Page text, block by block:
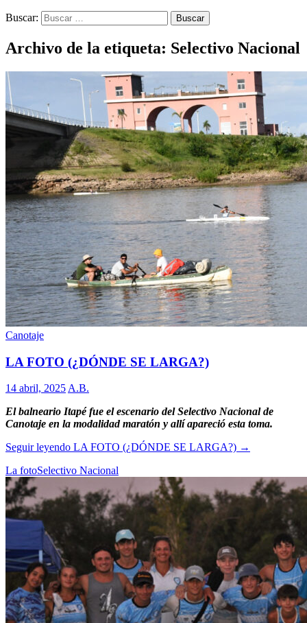
Buscar:
Archivo de la etiqueta: Selectivo Nacional
Canotaje
LA FOTO (¿DÓNDE SE LARGA?)
14 abril, 2025 A.B.
El balneario Itapé fue el escenario del Selectivo Nacional de
Canotaje en la modalidad maratón y allí apareció esta toma.
Seguir leyendo LA FOTO (¿DÓNDE SE LARGA?) →
La fotoSelectivo Nacional